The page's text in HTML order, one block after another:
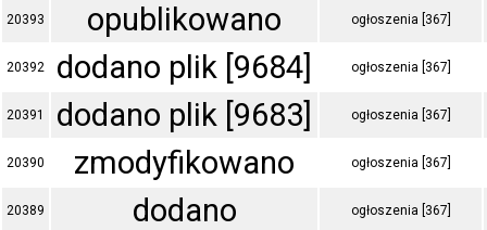
20393 opublikowano ogłoszenia [367]
20392 dodano plik [9684] ogłoszenia [367]
20391 dodano plik [9683] ogłoszenia [367]
20390 zmodyfikowano ogłoszenia [367]
20389 dodano ogłoszenia [367]